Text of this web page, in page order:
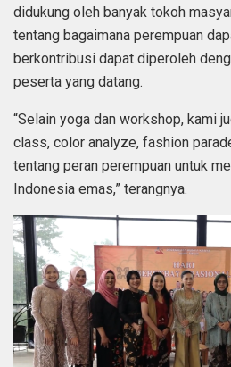
didukung oleh banyak tokoh
tentang bagaimana perempuan
berkontribusi dapat diperoleh
peserta yang datang.
“Selain yoga dan workshop, kami
class, color analyze, fashion
tentang peran perempuan untuk
Indonesia emas,” terangnya.